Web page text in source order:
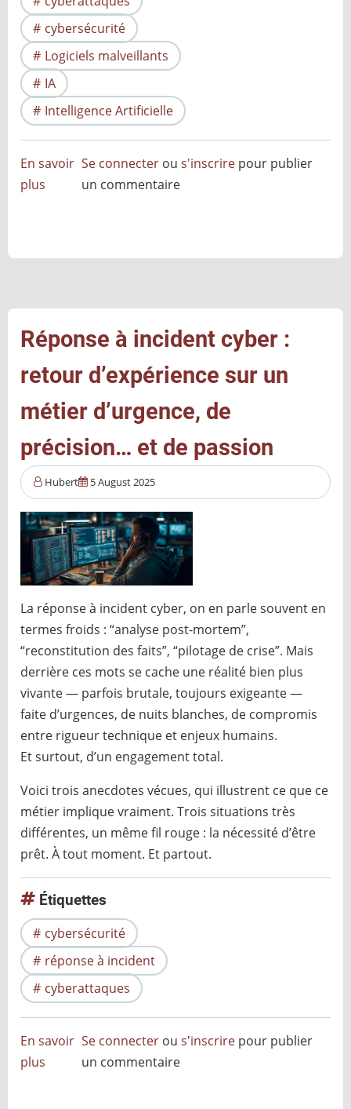
cybersécurité
Logiciels malveillants
IA
Intelligence Artificielle
En savoir
plus
compromet
toute
une
chaîne
confiance
:
retour
sur
l’affaire
Nx
Se connecter ous'inscrire pour publier
un commentaire
Réponse à incident cyber :
retour d’expérience sur un
métier d’urgence, de
précision… et de passion
Hubert 5 August 2025
La réponse à incident cyber, on en parle souvent en
termes froids : “analyse post-mortem”,
“reconstitution des faits”, “pilotage de crise”. Mais
derrière ces mots se cache une réalité bien plus
vivante — parfois brutale, toujours exigeante —
faite d’urgences, de nuits blanches, de compromis
entre rigueur technique et enjeux humains.
Et surtout, d’un engagement total.
Voici trois anecdotes vécues, qui illustrent ce que ce
métier implique vraiment. Trois situations très
différentes, un même fil rouge : la nécessité d’être
prêt. À tout moment. Et partout.
Étiquettes
cybersécurité
réponse à incident
cyberattaques
En savoir
plus
Se connecter ous'inscrire pour publier
un commentaire